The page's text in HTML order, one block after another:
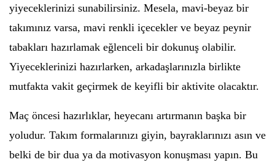
yiyeceklerinizi sunabilirsiniz. Mesela, mavi-beyaz bir
takımınız varsa, mavi renkli içecekler ve beyaz peynir
tabakları hazırlamak eğlenceli bir dokunuş olabilir.
Yiyeceklerinizi hazırlarken, arkadaşlarınızla birlikte
mutfakta vakit geçirmek de keyifli bir aktivite olacaktır.
Maç öncesi hazırlıklar, heyecanı artırmanın başka bir
yoludur. Takım formalarınızı giyin, bayraklarınızı asın ve
belki de bir dua ya da motivasyon konuşması yapın. Bu